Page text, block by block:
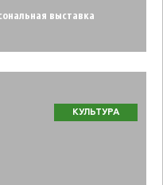
выставка
КУЛЬТУРА